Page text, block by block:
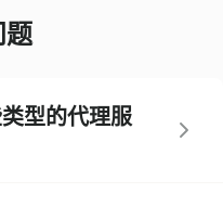
题
型的代理服